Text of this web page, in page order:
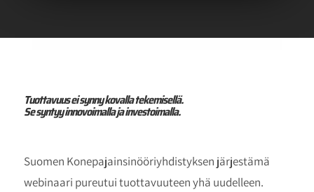
Tuottavuus ei synny kovalla tekemisellä.
Se syntyy innovoimalla ja investoimalla.
Suomen Konepajainsinööriyhdistyksen järjestämä
webinaari pureutui tuottavuuteen yhä uudelleen.